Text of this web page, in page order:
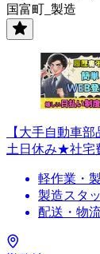
国富町_製造
【大手自動車
土日休み★社宅
軽作業・
製造スタ
配送・物